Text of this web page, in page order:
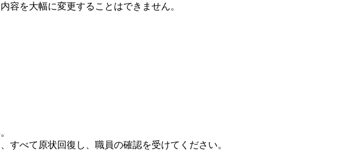
容を大幅に変更することはできません。
すべて原状回復し、職員の確認を受けてください。